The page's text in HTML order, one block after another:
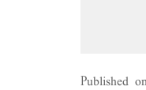
Published